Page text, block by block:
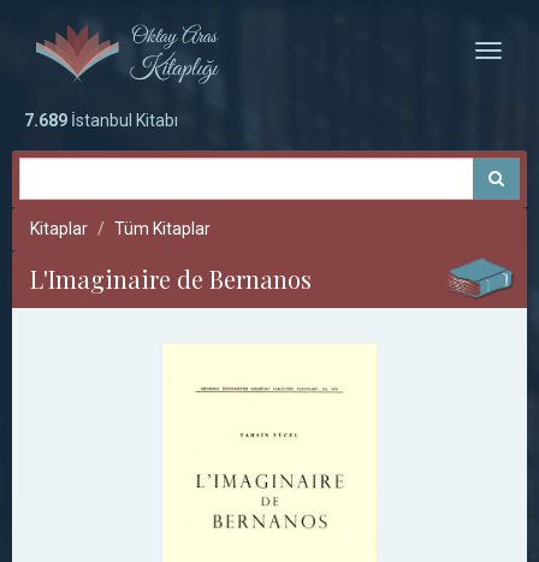
Toggle
7.689 İstanbul Kitabı
Kitaplar Tüm Kitaplar
L'Imaginaire de Bernanos